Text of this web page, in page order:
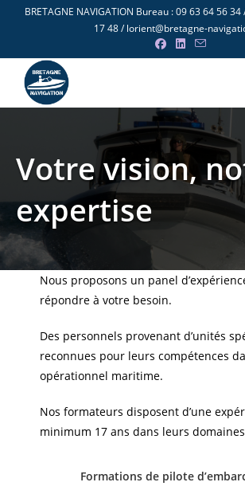
BRETAGNE NAVIGATION Bureau : 09 63 64 56
17 48 / lorient@bretagne-
Votre vision,
expertise
Nous proposons un panel
répondre à votre besoin.
Des personnels provenant d’unités
reconnues pour leurs compétences
opérationnel maritime.
Nos formateurs disposent d’une
minimum 17 ans dans leurs
Formations de pilote